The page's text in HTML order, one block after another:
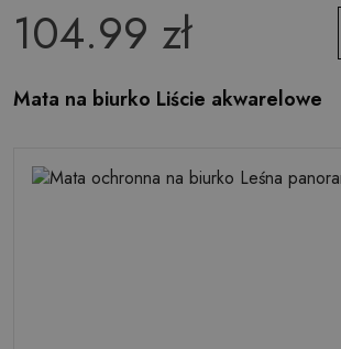
104.99 zł
Mata na biurko Liście akwarelowe